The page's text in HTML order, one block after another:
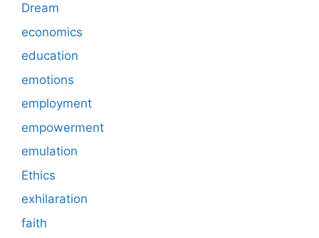
Dream
economics
education
emotions
employment
empowerment
emulation
Ethics
exhilaration
faith